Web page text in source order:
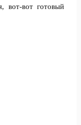
вот-вот готовый